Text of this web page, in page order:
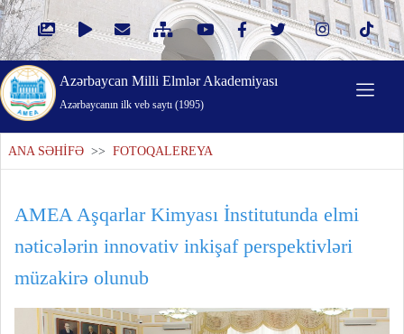
Azərbaycan Milli Elmlər Akademiyası
Azərbaycanın ilk veb saytı (1995)
ANA SƏHİFƏ >> FOTOQALEREYA
AMEA Aşqarlar Kimyası İnstitutunda elmi
nəticələrin innovativ inkişaf perspektivləri
müzakirə olunub